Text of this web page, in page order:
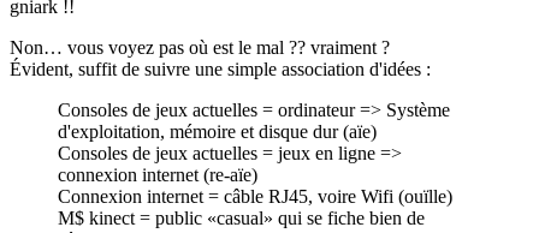
gniark !!
Non… vous voyez pas où est le mal ?? vraiment ?
Évident, suffit de suivre une simple association d'idées :
Consoles de jeux actuelles = ordinateur => Système
d'exploitation, mémoire et disque dur (aïe)
Consoles de jeux actuelles = jeux en ligne =>
connexion internet (re-aïe)
Connexion internet = câble RJ45, voire Wifi (ouïlle)
M$ kinect = public «casual» qui se fiche bien de